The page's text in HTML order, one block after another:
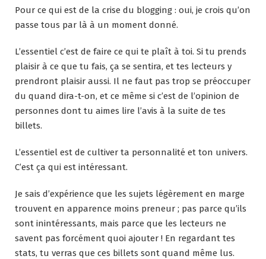
Pour ce qui est de la crise du blogging : oui, je crois qu’on
passe tous par là à un moment donné.
L’essentiel c’est de faire ce qui te plaît à toi. Si tu prends
plaisir à ce que tu fais, ça se sentira, et tes lecteurs y
prendront plaisir aussi. Il ne faut pas trop se préoccuper
du quand dira-t-on, et ce même si c’est de l’opinion de
personnes dont tu aimes lire l’avis à la suite de tes
billets.
L’essentiel est de cultiver ta personnalité et ton univers.
C’est ça qui est intéressant.
Je sais d’expérience que les sujets légèrement en marge
trouvent en apparence moins preneur ; pas parce qu’ils
sont inintéressants, mais parce que les lecteurs ne
savent pas forcément quoi ajouter ! En regardant tes
stats, tu verras que ces billets sont quand même lus.